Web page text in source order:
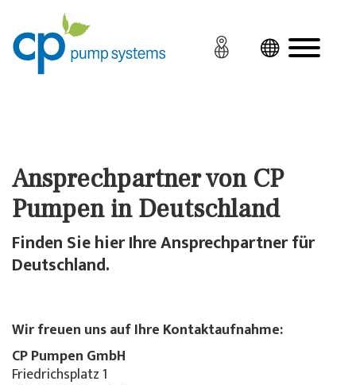
Ansprechpartner von CP
Pumpen in Deutschland
Finden Sie hier Ihre Ansprechpartner für
Deutschland.
Wir freuen uns auf Ihre Kontaktaufnahme:
CP Pumpen GmbH
Friedrichsplatz 1